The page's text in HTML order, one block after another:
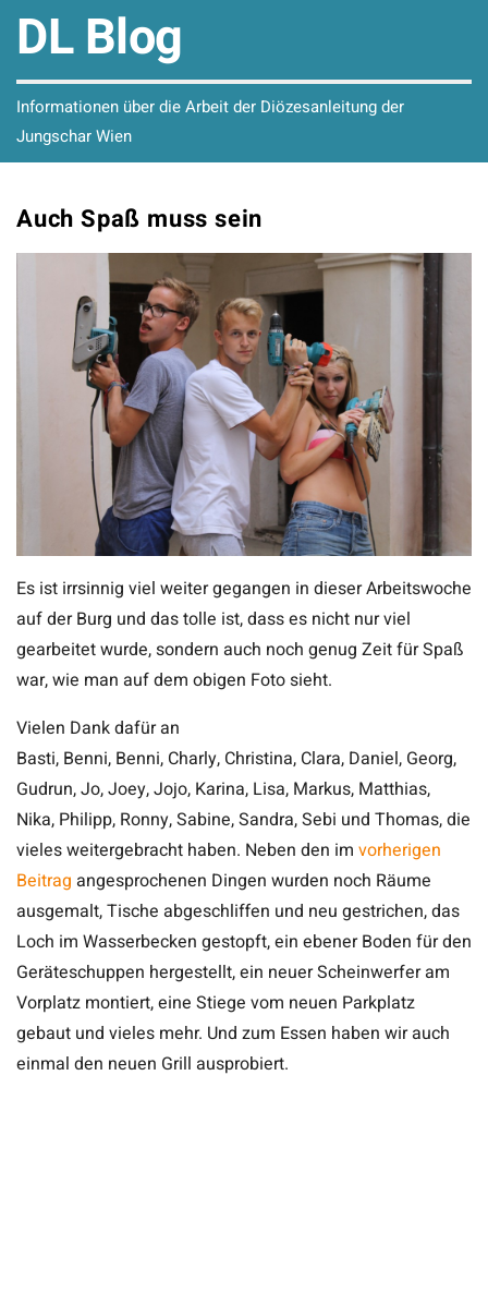
DL Blog
Informationen über die Arbeit der Diözesanleitung der
Jungschar Wien
Auch Spaß muss sein
Es ist irrsinnig viel weiter gegangen in dieser Arbeitswoche
auf der Burg und das tolle ist, dass es nicht nur viel
gearbeitet wurde, sondern auch noch genug Zeit für Spaß
war, wie man auf dem obigen Foto sieht.
Vielen Dank dafür an
Basti, Benni, Benni, Charly, Christina, Clara, Daniel, Georg,
Gudrun, Jo, Joey, Jojo, Karina, Lisa, Markus, Matthias,
Nika, Philipp, Ronny, Sabine, Sandra, Sebi und Thomas, die
vieles weitergebracht haben. Neben den im vorherigen
Beitrag angesprochenen Dingen wurden noch Räume
ausgemalt, Tische abgeschliffen und neu gestrichen, das
Loch im Wasserbecken gestopft, ein ebener Boden für den
Geräteschuppen hergestellt, ein neuer Scheinwerfer am
Vorplatz montiert, eine Stiege vom neuen Parkplatz
gebaut und vieles mehr. Und zum Essen haben wir auch
einmal den neuen Grill ausprobiert.